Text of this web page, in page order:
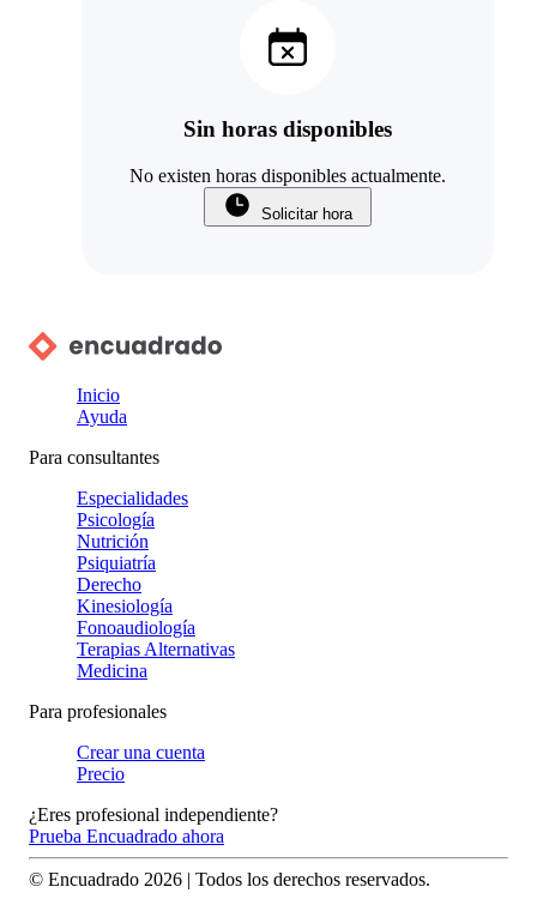
Sin horas disponibles
No existen horas disponibles actualmente.
Solicitar hora
Inicio
Ayuda
Para consultantes
Especialidades
Psicología
Nutrición
Psiquiatría
Derecho
Kinesiología
Fonoaudiología
Terapias Alternativas
Medicina
Para profesionales
Crear una cuenta
Precio
¿Eres profesional independiente?
Prueba Encuadrado ahora
© Encuadrado 2026 | Todos los derechos reservados.